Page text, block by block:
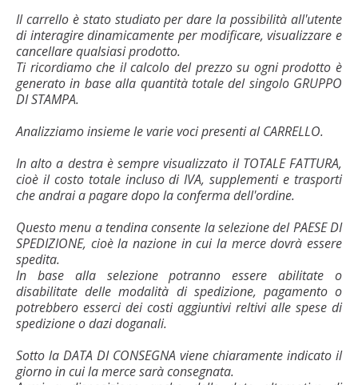
Il carrello è stato studiato per dare la possibilità all'utente
di interagire dinamicamente per modificare, visualizzare e
cancellare qualsiasi prodotto.
Ti ricordiamo che il calcolo del prezzo su ogni prodotto è
generato in base alla quantità totale del singolo GRUPPO
DI STAMPA.
Analizziamo insieme le varie voci presenti al CARRELLO.
In alto a destra è sempre visualizzato il TOTALE FATTURA,
cioè il costo totale incluso di IVA, supplementi e trasporti
che andrai a pagare dopo la conferma dell'ordine.
Questo menu a tendina consente la selezione del PAESE DI
SPEDIZIONE, cioè la nazione in cui la merce dovrà essere
spedita.
In base alla selezione potranno essere abilitate o
disabilitate delle modalità di spedizione, pagamento o
potrebbero esserci dei costi aggiuntivi reltivi alle spese di
spedizione o dazi doganali.
Sotto la DATA DI CONSEGNA viene chiaramente indicato il
giorno in cui la merce sarà consegnata.